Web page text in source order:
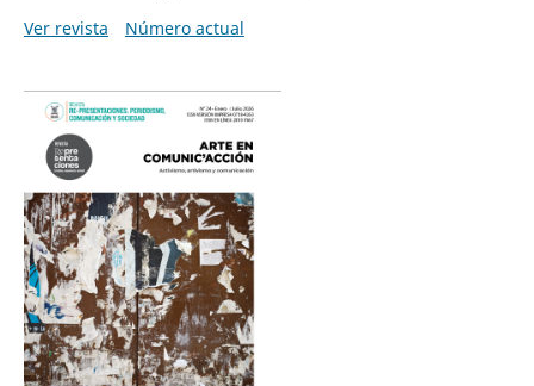
Ver revista
Número actual